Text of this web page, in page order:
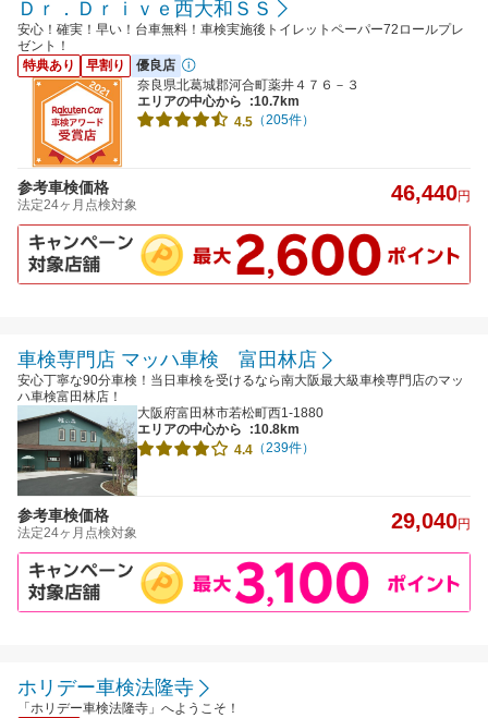
Ｄｒ．Ｄｒｉｖｅ西大和ＳＳ
安心！確実！早い！台車無料！車検実施後トイレットペーパー72ロールプレ
ゼント！
特典あり
早割り
優良店
奈良県北葛城郡河合町薬井４７６－３
エリアの中心から
:10.7km
4.5 （205件）
参考車検価格
法定24ヶ月点検対象 46,440円
車検専門店 マッハ車検 富田林店
安心丁寧な90分車検！当日車検を受けるなら南大阪最大級車検専門店のマッ
ハ車検富田林店！
大阪府富田林市若松町西1-1880
エリアの中心から
:10.8km
4.4 （239件）
参考車検価格
法定24ヶ月点検対象 29,040円
ホリデー車検法隆寺
「ホリデー車検法隆寺」へようこそ！